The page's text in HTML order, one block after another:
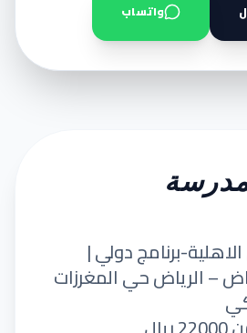
واتساب
برنامج دولي |
– الرياض حي المغرزات